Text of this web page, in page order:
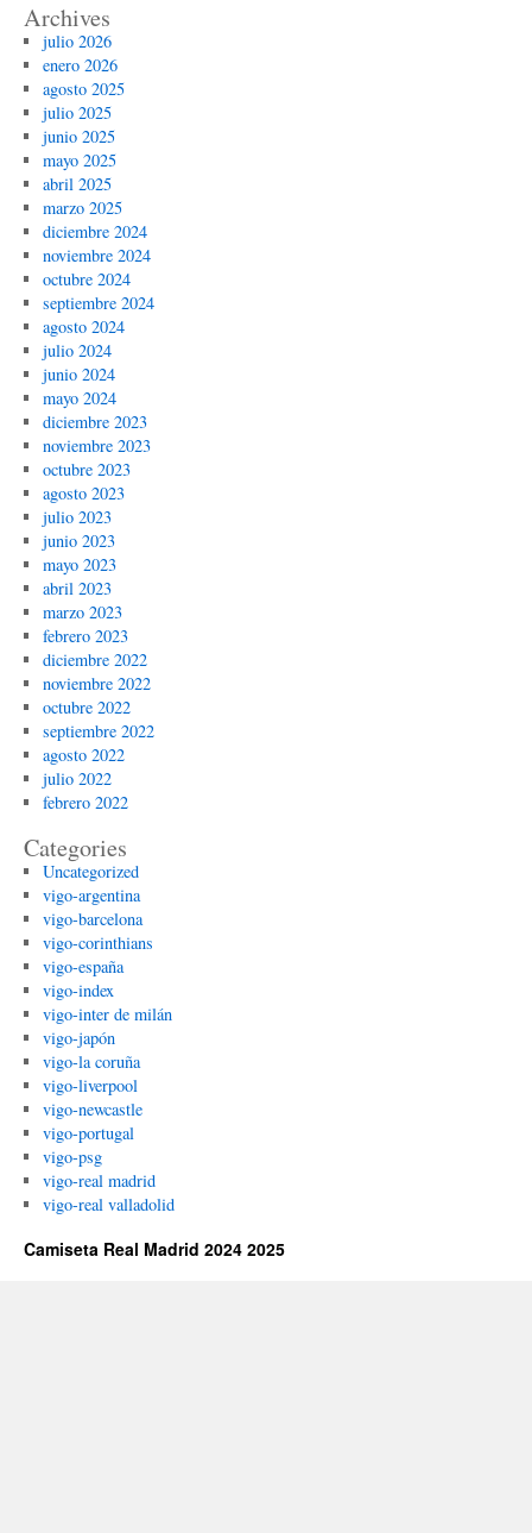
Archives
julio 2026
enero 2026
agosto 2025
julio 2025
junio 2025
mayo 2025
abril 2025
marzo 2025
diciembre 2024
noviembre 2024
octubre 2024
septiembre 2024
agosto 2024
julio 2024
junio 2024
mayo 2024
diciembre 2023
noviembre 2023
octubre 2023
agosto 2023
julio 2023
junio 2023
mayo 2023
abril 2023
marzo 2023
febrero 2023
diciembre 2022
noviembre 2022
octubre 2022
septiembre 2022
agosto 2022
julio 2022
febrero 2022
Categories
Uncategorized
vigo-argentina
vigo-barcelona
vigo-corinthians
vigo-españa
vigo-index
vigo-inter de milán
vigo-japón
vigo-la coruña
vigo-liverpool
vigo-newcastle
vigo-portugal
vigo-psg
vigo-real madrid
vigo-real valladolid
Camiseta Real Madrid 2024 2025